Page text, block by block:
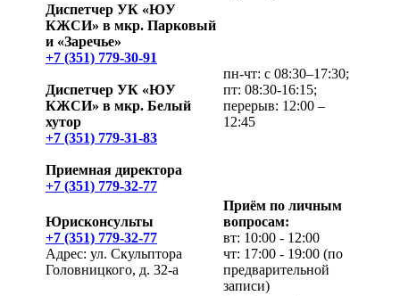
Диспетчер УК «ЮУ
КЖСИ» в мкр. Парковый
и «Заречье»
+7 (351) 779-30-91
Диспетчер УК «ЮУ
КЖСИ» в мкр. Белый
хутор
+7 (351) 779-31-83
Приемная директора
+7 (351) 779-32-77
пн-чт: с 08:30–17:30;
пт: 08:30-16:15;
перерыв: 12:00 –
12:45
Юрисконсульты
+7 (351) 779-32-77
Адрес: ул. Скульптора
Головницкого, д. 32-а
Приём по личным
вопросам:
вт: 10:00 - 12:00
чт: 17:00 - 19:00 (по
предварительной
записи)